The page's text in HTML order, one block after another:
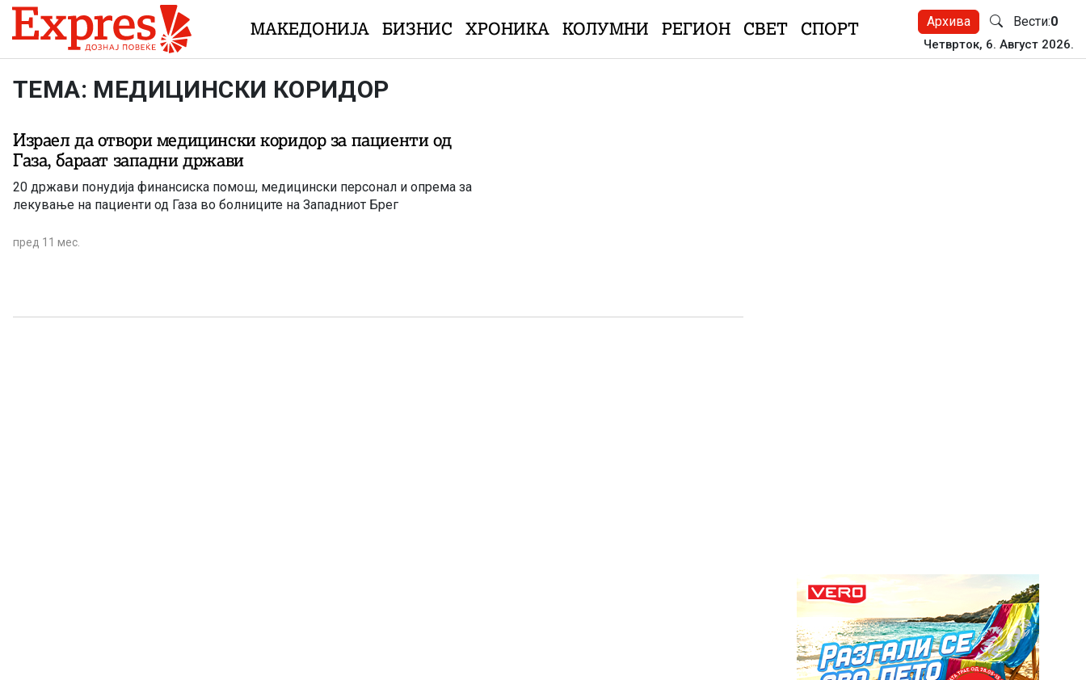
Skip to content
МАКЕДОНИЈА БИЗНИС ХРОНИКА КОЛУМНИ РЕГИОН СВЕТ СПОРТ Архива Вести:0
Четврток, 6. Август 2026.
ТЕМА: МЕДИЦИНСКИ КОРИДОР
Израел да отвори медицински коридор за пациенти од
Газа, бараат западни држави
20 држави понудија финансиска помош, медицински персонал и опрема за
лекување на пациенти од Газа во болниците на Западниот Брег
пред 11 мес.